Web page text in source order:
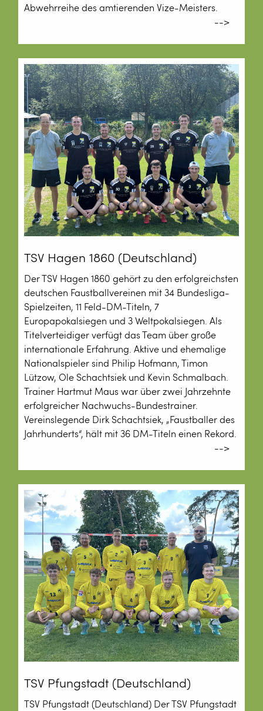
Abwehrreihe des amtierenden Vize-Meisters.
-->
TSV Hagen 1860 (Deutschland)
Der TSV Hagen 1860 gehört zu den erfolgreichsten
deutschen Faustballvereinen mit 34 Bundesliga-
Spielzeiten, 11 Feld-DM-Titeln, 7
Europapokalsiegen und 3 Weltpokalsiegen. Als
Titelverteidiger verfügt das Team über große
internationale Erfahrung. Aktive und ehemalige
Nationalspieler sind Philip Hofmann, Timon
Lützow, Ole Schachtsiek und Kevin Schmalbach.
Trainer Hartmut Maus war über zwei Jahrzehnte
erfolgreicher Nachwuchs-Bundestrainer.
Vereinslegende Dirk Schachtsiek, „Faustballer des
Jahrhunderts“, hält mit 36 DM-Titeln einen Rekord.
-->
TSV Pfungstadt (Deutschland)
TSV Pfungstadt (Deutschland) Der TSV Pfungstadt